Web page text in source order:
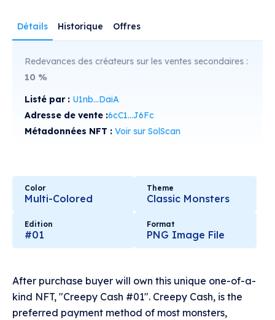
Détails Historique Offres
Redevances des créateurs sur les ventes secondaires :
10 %
Listé par : U1nb...DaiA
Adresse de vente :6cC1...J6Fc
Métadonnées NFT : Voir sur SolScan
Color
Multi-Colored
Theme
Classic Monsters
Edition
#01
Format
PNG Image File
After purchase buyer will own this unique one-of-a-
kind NFT, "Creepy Cash #01". Creepy Cash, is the
preferred payment method of most monsters,